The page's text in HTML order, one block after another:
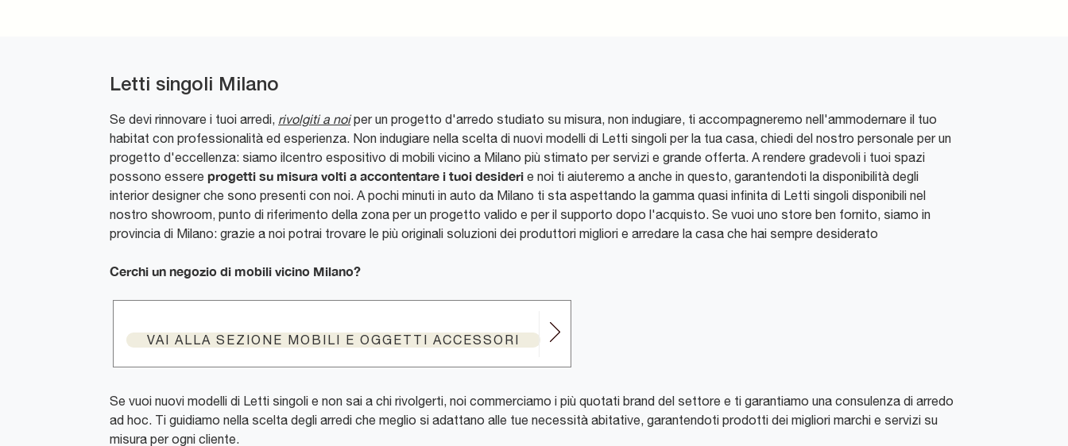
Letti singoli Milano
Se devi rinnovare i tuoi arredi, rivolgiti a noiper un progetto d'arredo studiato su misura, non indugiare, ti accompagneremo nell'ammodernare il tuo
habitat con professionalità ed esperienza. Non indugiare nella scelta di nuovi modelli di Letti singoli per la tua casa, chiedi del nostro personale per un
progetto d'eccellenza: siamo ilcentro espositivo di mobili vicino a Milano più stimato per servizi e grande offerta. A rendere gradevoli i tuoi spazi
possono essere progetti su misura volti a accontentare i tuoi desideri e noi ti aiuteremo a anche in questo, garantendoti la disponibilità degli
interior designer che sono presenti con noi. A pochi minuti in auto da Milano ti sta aspettando la gamma quasi infinita di Letti singoli disponibili nel
nostro showroom, punto di riferimento della zona per un progetto valido e per il supporto dopo l'acquisto. Se vuoi uno store ben fornito, siamo in
provincia di Milano: grazie a noi potrai trovare le più originali soluzioni dei produttori migliori e arredare la casa che hai sempre desiderato
Cerchi un negozio di mobili vicino Milano?
VAI ALLA SEZIONE MOBILI E OGGETTI ACCESSORI
Se vuoi nuovi modelli di Letti singoli e non sai a chi rivolgerti, noi commerciamo i più quotati brand del settore e ti garantiamo una consulenza di arredo
ad hoc. Ti guidiamo nella scelta degli arredi che meglio si adattano alle tue necessità abitative, garantendoti prodotti dei migliori marchi e servizi su
misura per ogni cliente.